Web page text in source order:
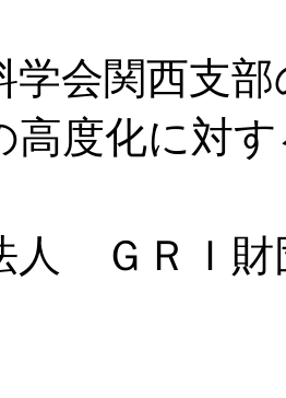
学会関西支
高度化に対
人 ＧＲＩ